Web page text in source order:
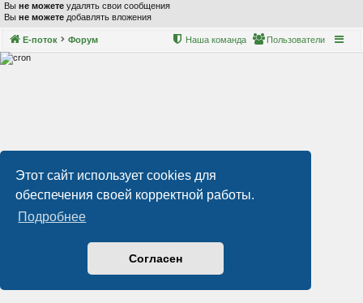
Этот сайт использует cookies для
обеспечения своей корректной работы.
Подробнее
Согласен
Вы не можете удалять свои сообщения
Вы не можете добавлять вложения
Е-поток Форум Пользователи
Наша команда